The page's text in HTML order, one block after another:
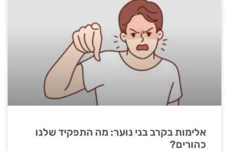
אלימות בקרב בני נוער: מה התפקיד שלנו
כהורים?